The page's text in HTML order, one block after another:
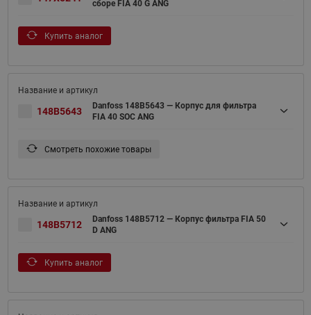
сборе FIA 40 G ANG
Купить аналог
148B5643
Danfoss 148B5643 — Корпус для фильтра
FIA 40 SOC ANG
Смотреть похожие товары
148B5712
Danfoss 148B5712 — Корпус фильтра FIA 50
D ANG
Купить аналог